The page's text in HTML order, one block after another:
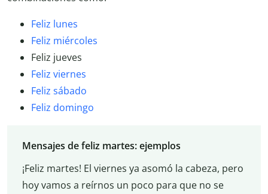
Feliz lunes
Feliz miércoles
Feliz jueves
Feliz viernes
Feliz sábado
Feliz domingo
Mensajes de feliz martes: ejemplos
¡Feliz martes! El viernes ya asomó la cabeza, pero
hoy vamos a reírnos un poco para que no se